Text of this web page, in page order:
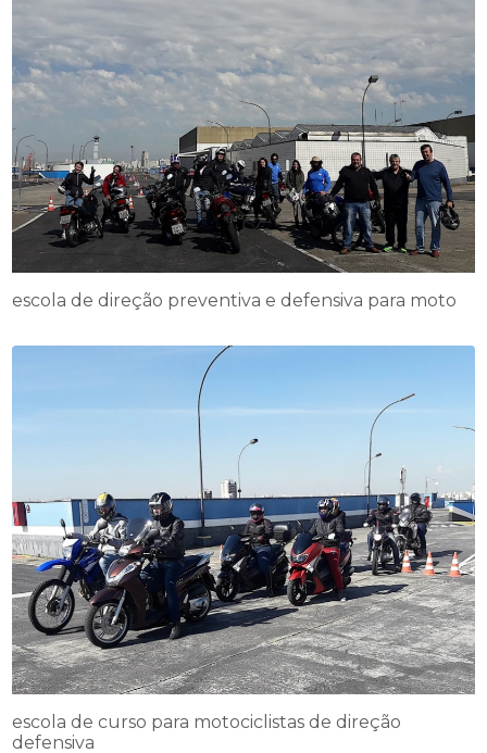
escola de direção preventiva e defensiva para moto
escola de curso para motociclistas de direção
defensiva